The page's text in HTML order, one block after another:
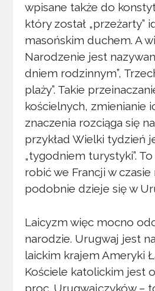
wpisane także do
który został „przeżarty”
masońskim duchem. A
Narodzenie jest
dniem rodzinnym”,
plaży”. Takie
kościelnych, zmienianie
znaczenia rozciąga się
przykład Wielki tydzień
„tygodniem turystyki”.
robić we Francji w
podobnie dzieje się w
Laicyzm więc mocno
narodzie. Urugwaj jest
laickim krajem Ameryki
Kościele katolickim jest
proc. Urugwajczyków –